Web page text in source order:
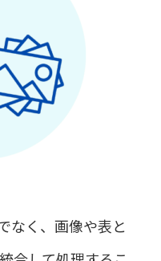
なく、画像や表と